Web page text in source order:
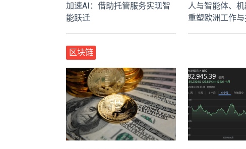
加速AI：借助托管服务实现智
能跃迁
人与智能体、
重塑欧洲工作
区块链